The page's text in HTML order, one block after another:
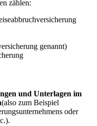
zählen:
genannt)
und Unterlagen im
(also zum Beispiel
oder